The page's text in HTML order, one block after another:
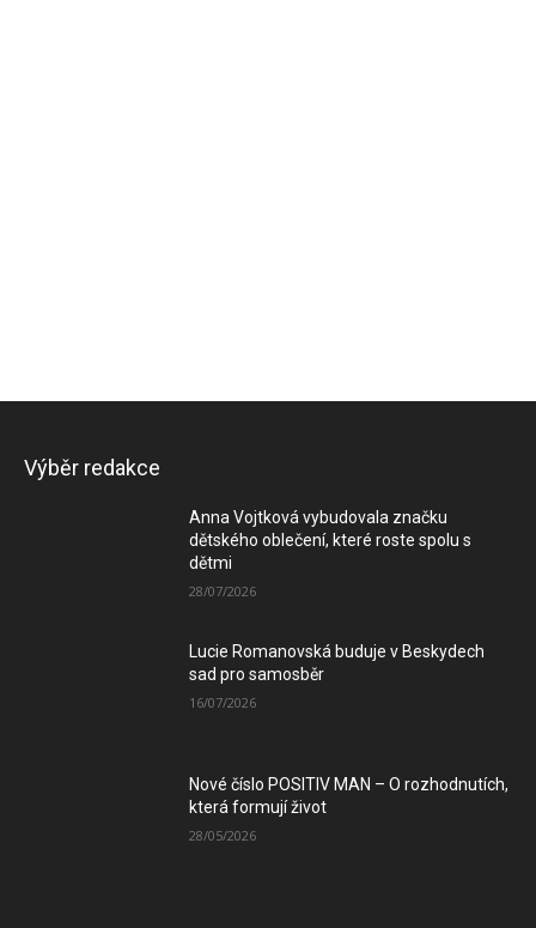
Výběr redakce
Anna Vojtková vybudovala značku
dětského oblečení, které roste spolu s
dětmi
28/07/2026
Lucie Romanovská buduje v Beskydech
sad pro samosběr
16/07/2026
Nové číslo POSITIV MAN – O rozhodnutích,
která formují život
28/05/2026